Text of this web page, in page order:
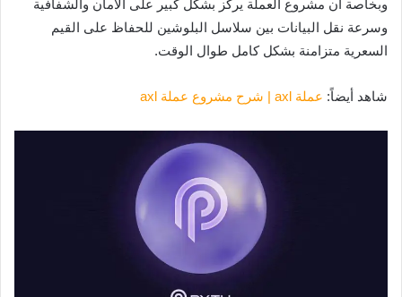
وبخاصة أن مشروع العملة يركز بشكل كبير على الأمان والشفافية
وسرعة نقل البيانات بين سلاسل البلوشين للحفاظ على القيم
السعرية متزامنة بشكل كامل طوال الوقت.
شاهد أيضاً: عملة axl | شرح مشروع عملة axl